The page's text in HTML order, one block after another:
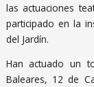
las actuaciones
participado en la
del Jardín.
Han actuado un
Baleares, 12 de